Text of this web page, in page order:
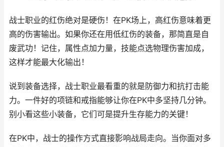
战士职业的红伤绝对是硬伤！在PK场上，高红伤意味着更
高的伤害输出。如果你还在用低红伤的装备，那简直是自
废武功！记住，属性点加力量，技能点选物理伤害加成，
这样才能最大化输出！
说到装备选择，战士职业最看重的就是防御力和抗打击能
力。一件好的项链和戒指能够让你在PK中多坚持几分钟。
别小看这些小装备，它们可是提升生存能力的关键！
在PK中，战士的操作方式直接影响战局走向。当你面对多